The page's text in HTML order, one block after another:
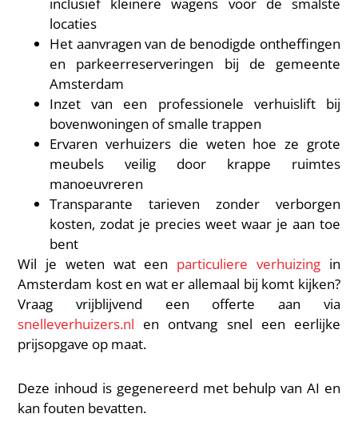
locaties
Het aanvragen van de benodigde ontheffingen
en parkeerreserveringen bij de gemeente
Amsterdam
Inzet van een professionele verhuislift bij
bovenwoningen of smalle trappen
Ervaren verhuizers die weten hoe ze grote
meubels veilig door krappe ruimtes
manoeuvreren
Transparante tarieven zonder verborgen
kosten, zodat je precies weet waar je aan toe
bent
Wil je weten wat een particuliere verhuizingin
Amsterdam kost en wat er allemaal bij komt kijken?
Vraag vrijblijvend een offerte aan via
snelleverhuizers.nl en ontvang snel een eerlijke
prijsopgave op maat.
Deze inhoud is gegenereerd met behulp van AI en
kan fouten bevatten.